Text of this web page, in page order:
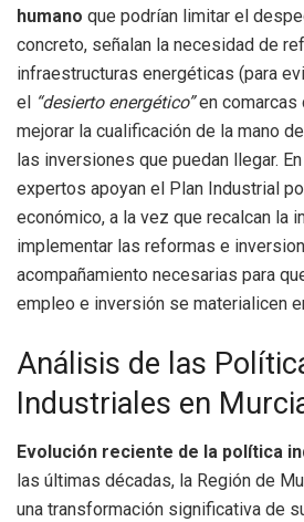
humano que podrían limitar el
concreto, señalan la necesidad de
infraestructuras energéticas (para
el “desierto energético”en comarcas
mejorar la cualificación de la mano
las inversiones que puedan llegar.
expertos apoyan el Plan Industrial
económico, a la vez que recalcan la
implementar las reformas e
acompañamiento necesarias para
empleo e inversión se materialicen
Análisis de las
Industriales en
Evolución reciente de la política
las últimas décadas, la Región de
una transformación significativa de